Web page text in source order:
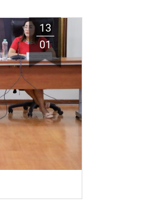
13
01